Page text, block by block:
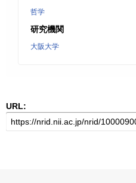
哲学
研究機関
大阪大学
URL: